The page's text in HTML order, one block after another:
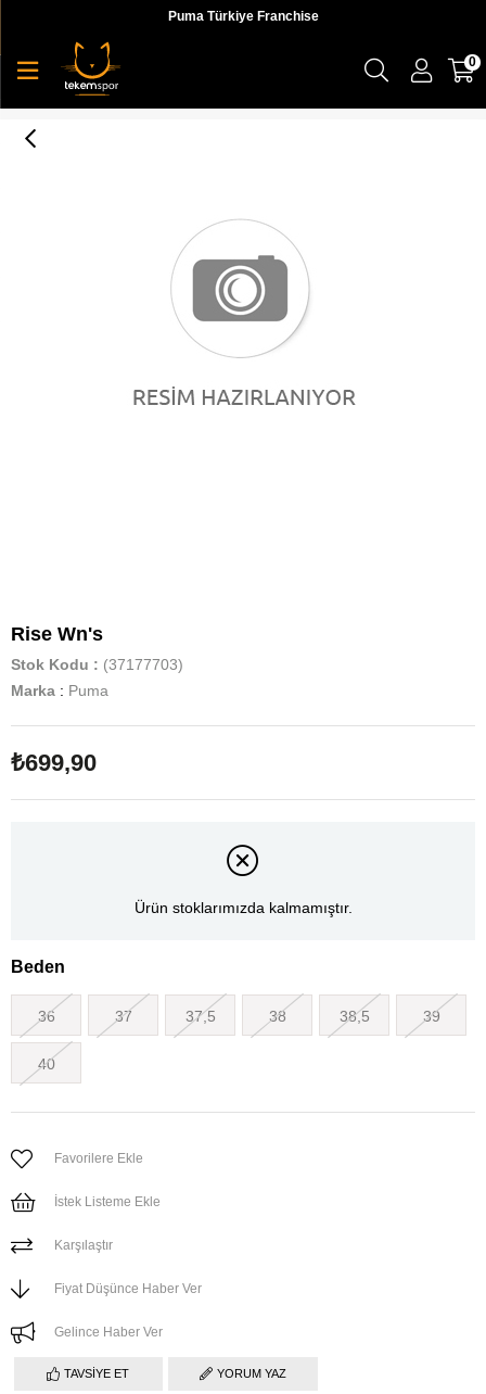
Puma Türkiye Franchise
0
Rise Wn's
Rise Wn's
Stok Kodu
(37177703)
Marka : Puma
₺699,90
Ürün stoklarımızda kalmamıştır.
Beden
36 37 37,5 38 38,5 39
40
Favorilere Ekle
İstek Listeme Ekle
Karşılaştır
Fiyat Düşünce Haber Ver
Gelince Haber Ver
TAVSIYE ET YORUM YAZ